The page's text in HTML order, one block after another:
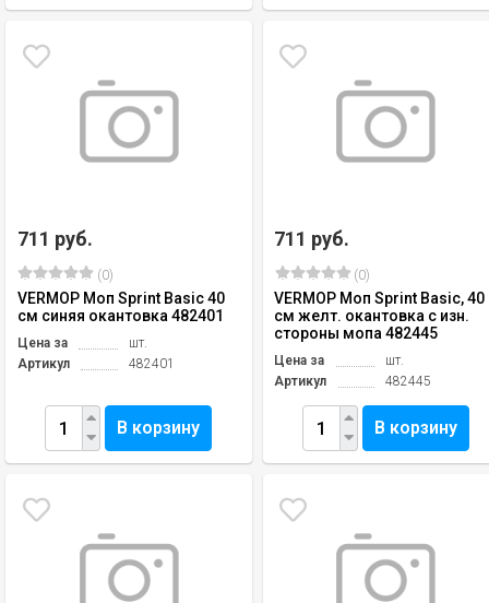
711 руб.
(0)
VERMOP Моп Sprint Basic 40
см синяя окантовка 482401
Цена за
шт.
Артикул
482401
В корзину
711 руб.
(0)
VERMOP Моп Sprint Basic, 40
см желт. окантовка с изн.
стороны мопа 482445
Цена за
шт.
Артикул
482445
В корзину